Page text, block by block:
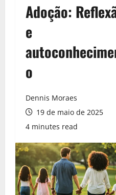
Adoção:
e
o
Dennis Moraes
19 de maio de 2025
4 minutes read